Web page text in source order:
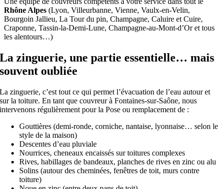
Rhône Alpes (Lyon, Villeurbanne, Vienne, Vaulx-en-Velin,
Bourgoin Jallieu, La Tour du pin, Champagne, Caluire et Cuire,
Craponne, Tassin-la-Demi-Lune, Champagne-au-Mont-d’Or et tous
les alentours…)
La zinguerie, une partie essentielle… mais
souvent oubliée
La zinguerie, c’est tout ce qui permet l’évacuation de l’eau autour et
sur la toiture. En tant que couvreur à Fontaines-sur-Saône, nous
intervenons régulièrement pour la Pose ou remplacement de :
Gouttières (demi-ronde, corniche, nantaise, lyonnaise… selon le
style de la maison)
Descentes d’eau pluviale
Nourrices, cheneaux encaissés sur toitures complexes
Rives, habillages de bandeaux, planches de rives en zinc ou alu
Solins (autour des cheminées, fenêtres de toit, murs contre
toiture)